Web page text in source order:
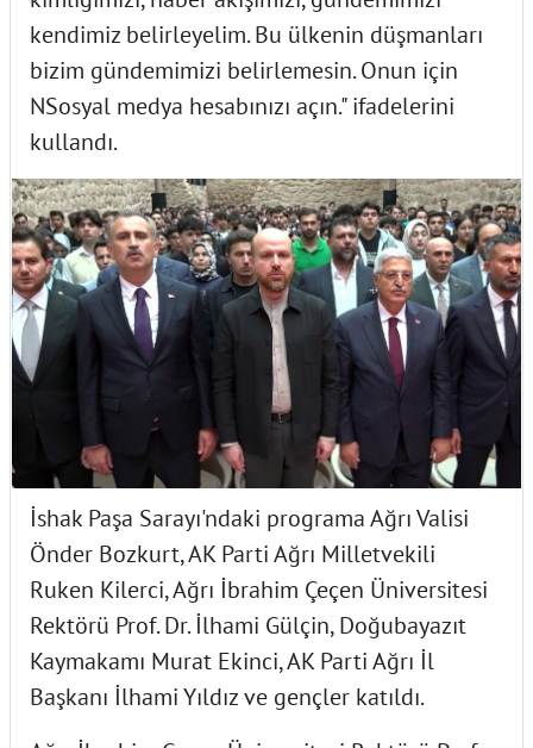
kendimiz belirleyelim. Bu ülkenin düşmanları
bizim gündemimizi belirlemesin. Onun için
NSosyal medya hesabınızı açın." ifadelerini
kullandı.
İshak Paşa Sarayı'ndaki programa Ağrı Valisi
Önder Bozkurt, AK Parti Ağrı Milletvekili
Ruken Kilerci, Ağrı İbrahim Çeçen Üniversitesi
Rektörü Prof. Dr. İlhami Gülçin, Doğubayazıt
Kaymakamı Murat Ekinci, AK Parti Ağrı İl
Başkanı İlhami Yıldız ve gençler katıldı.